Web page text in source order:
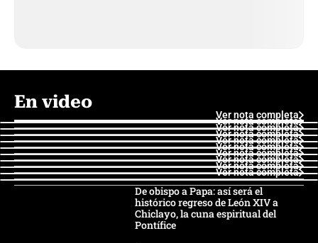
En video
Ver nota completa
Ver nota completa
Ver nota completa
Ver nota completa
Ver nota completa
Ver nota completa
Ver nota completa
Ver nota completa
Ver nota completa
Ver nota completa
De obispo a Papa: así será el
histórico regreso de León XIV a
Chiclayo, la cuna espiritual del
Pontífice